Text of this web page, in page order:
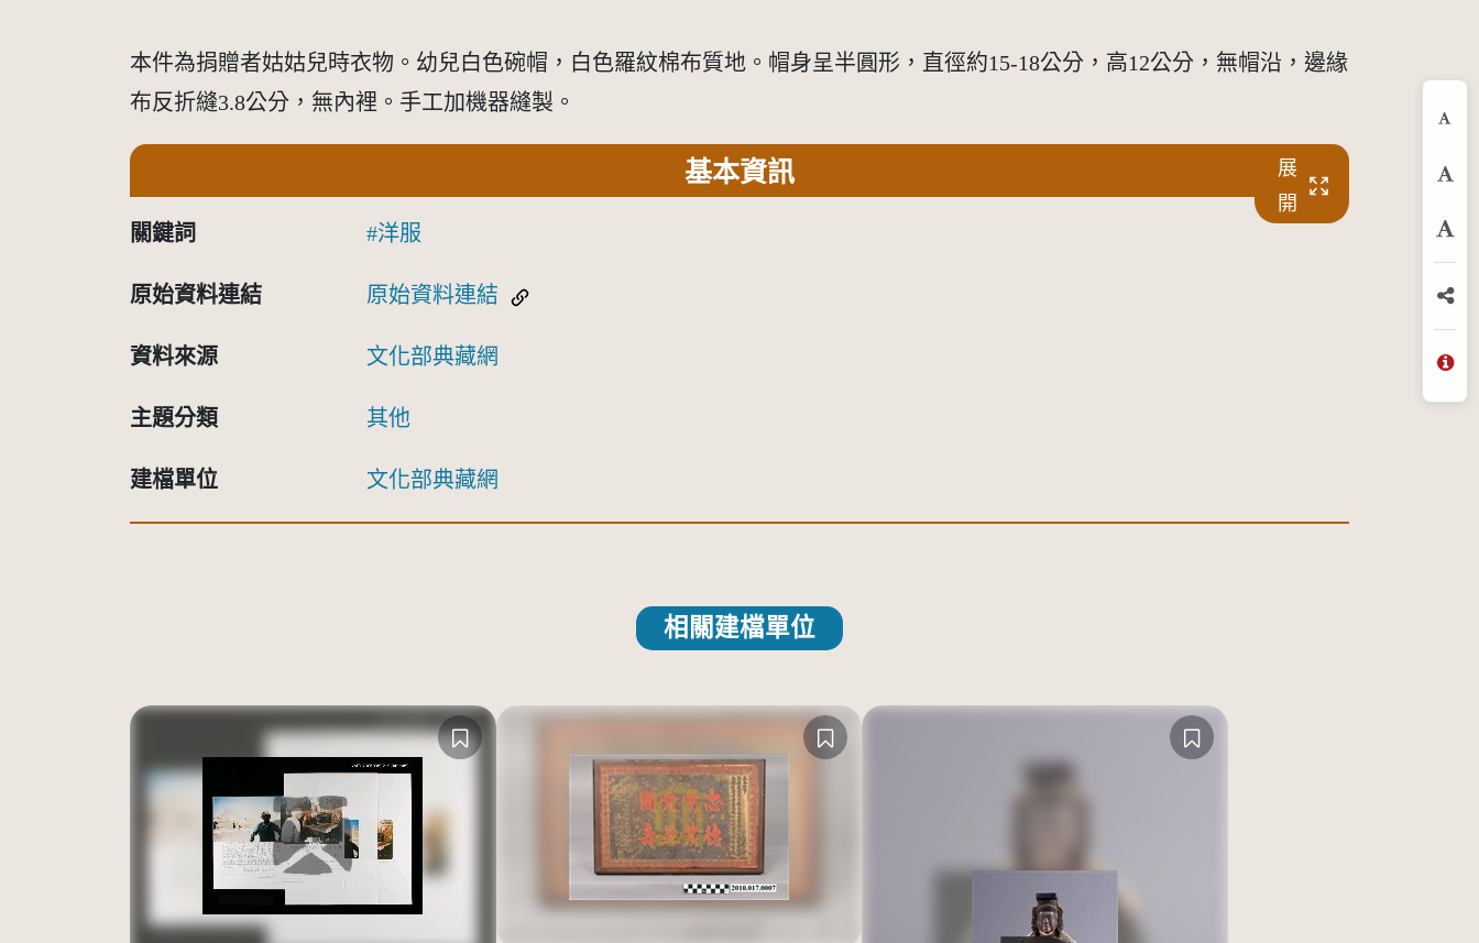
本件為捐贈者姑姑兒時衣物。幼兒白色碗帽，白色羅紋棉布質地。帽身呈半圓形，直徑約15-18公分，高12公分，無帽沿，邊緣
布反折縫3.8公分，無內裡。手工加機器縫製。
基本資訊
展
開
關鍵詞 洋服
原始資料連結 原始資料連結
資料來源 文化部典藏網
主題分類 其他
建檔單位 文化部典藏網
相關建檔單位
放
分